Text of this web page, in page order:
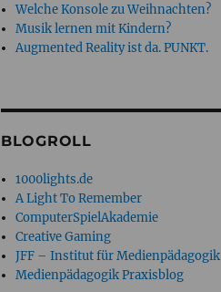
Welche Konsole zu Weihnachten?
Musik lernen mit Kindern?
Augmented Reality ist da. PUNKT.
BLOGROLL
1000lights.de
A Light To Remember
ComputerSpielAkademie
Creative Gaming
JFF – Institut für Medienpädagogik
Medienpädagogik Praxisblog